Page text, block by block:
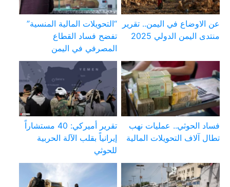
عن الاوضاع في اليمن.. تقرير
منتدى اليمن الدولي 2025
“التحويلات المالية المنسية”
تفضح فساد القطاع
المصرفي في اليمن
فساد الحوثي.. عمليات نهب
تطال آلاف التحويلات المالية
تقرير أميركي: 40 مستشاراً
إيرانياً بقلب الآلة الحربية
للحوثي